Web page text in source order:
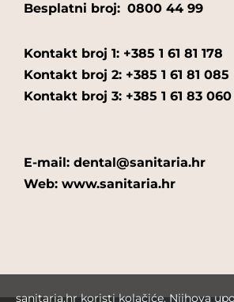
Besplatni broj: 0800 44 99
Kontakt broj 1: +385 1 61 81 178
Kontakt broj 2: +385 1 61 81 085
Kontakt broj 3: +385 1 61 83 060
E-mail: dental@sanitaria.hr
Web: www.sanitaria.hr
sanitaria.hr koristi kolačiće. Njihova